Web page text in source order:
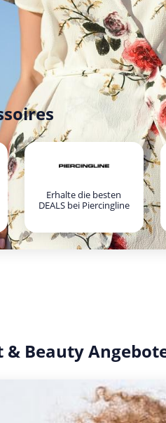
Erhalte die besten
DEALS bei Piercingline
& Beauty